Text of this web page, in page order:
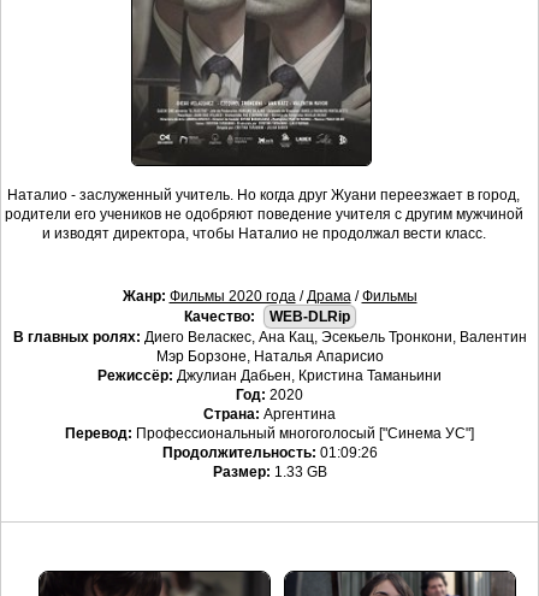
Наталио - заслуженный учитель. Но когда друг Жуани переезжает в город,
родители его учеников не одобряют поведение учителя с другим мужчиной
и изводят директора, чтобы Наталио не продолжал вести класс.
Жанр: Фильмы 2020 года/Драма/Фильмы
Качество:
WEB-DLRip
В главных ролях: Диего Веласкес, Ана Кац, Эсекьель Тронкони, Валентин
Мэр Борзоне, Наталья Апарисио
Режиссёр: Джулиан Дабьен, Кристина Таманьини
Год: 2020
Страна: Аргентина
Перевод: Профессиональный многоголосый ["Синема УС"]
Продолжительность: 01:09:26
Размер: 1.33 GB